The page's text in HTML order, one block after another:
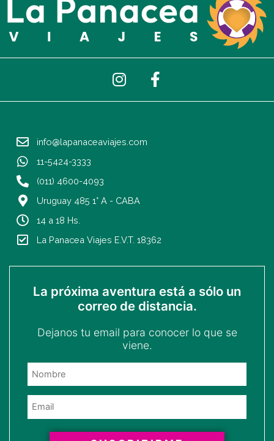
I
n
s
g
m
F
a
c
info@lapanaceaviajes.com
11-5424-3333
(011) 4600-4093
Uruguay 485 1° A - CABA
14 a 18 Hs.
La Panacea Viajes E.V.T. 18362
La próxima aventura está a sólo un
correo de distancia.
Dejanos tu email para conocer lo que se
viene.